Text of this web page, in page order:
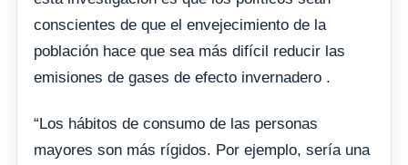
conscientes de que el envejecimiento de la
población hace que sea más difícil reducir las
emisiones de gases de efecto invernadero .
“Los hábitos de consumo de las personas
mayores son más rígidos. Por ejemplo, sería una